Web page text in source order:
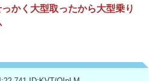
かく大型取ったから大型乗り